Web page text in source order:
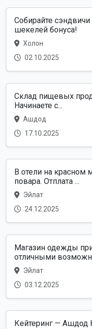
Собирайте
шекелей бонуса!
Холон
02.10.2025
Склад пищевых
Начинаете с...
Ашдод
17.10.2025
В отели на красном
повара. Отплата ...
Эйлат
24.12.2025
Магазин одежды
отличными
Эйлат
03.12.2025
Кейтеринг — Ашдод